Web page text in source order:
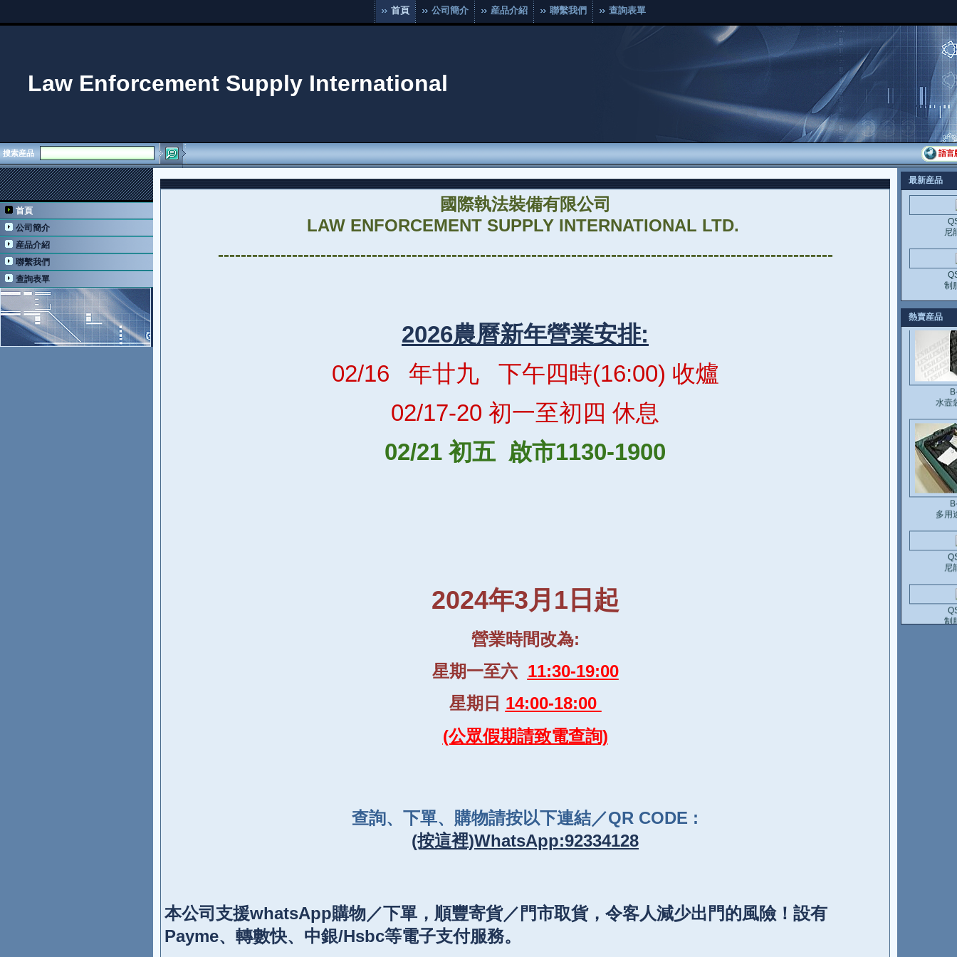
首頁 公司簡介 産品介紹 聯繫我們 查詢表單
Law Enforcement Supply International
搜索産品 語言
首頁
公司簡介
産品介紹
聯繫我們
查詢表單
國際執法裝備有限公司
LAW ENFORCEMENT SUPPLY INTERNATIONAL LTD.
------------------------------------------------------------------------------------------------------------
2026農曆新年營業安排:
02/16   年廿九   下午四時(16:00) 收爐
02/17-20 初一至初四 休息
02/21 初五  啟市1130-1900
2024年3月1日起
營業時間改為:
星期一至六 11:30-19:00
星期日 14:00-18:00
(公眾假期請致電查詢)
查詢、下單、購物請按以下連結／QR CODE :
(按這裡)WhatsApp:92334128
本公司支援whatsApp購物／下單，順豐寄貨／門市取貨，令客人減少出門的風險！ 設有
Payme、轉數快、中銀/Hsbc等電子支付服務。
最新産品
尼
制
熱賣産品
水壼
多用
尼
制